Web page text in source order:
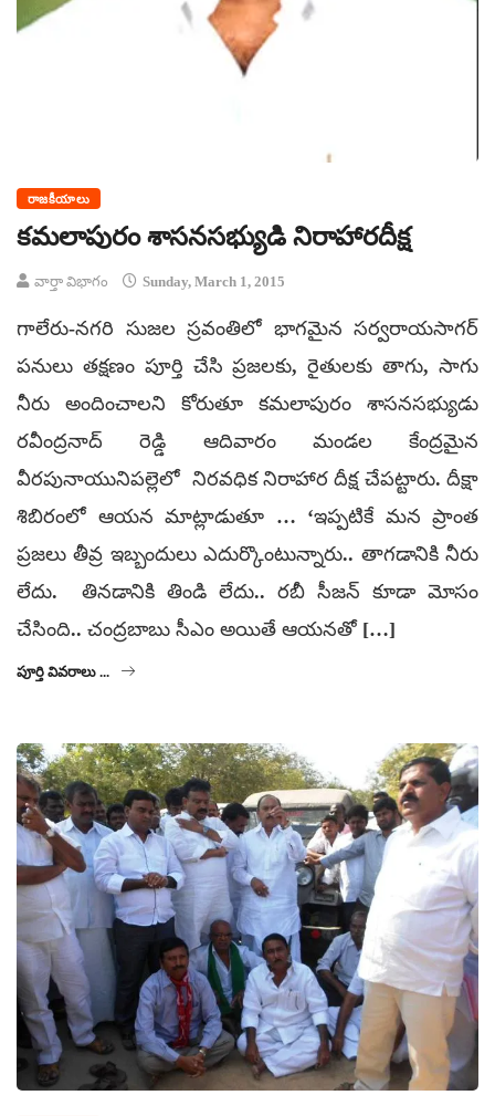
రాజకీయాలు
కమలాపురం శాసనసభ్యుడి నిరాహారదీక్ష
వార్తా విభాగం Sunday, March 1, 2015
గాలేరు-నగరి సుజల స్రవంతిలో భాగమైన సర్వరాయసాగర్
పనులు తక్షణం పూర్తి చేసి ప్రజలకు, రైతులకు తాగు, సాగు
నీరు అందించాలని కోరుతూ కమలాపురం శాసనసభ్యుడు
రవీంద్రనాద్ రెడ్డి ఆదివారం మండల కేంద్రమైన
వీరపునాయునిపల్లెలో నిరవధిక నిరాహార దీక్ష చేపట్టారు. దీక్షా
శిబిరంలో ఆయన మాట్లాడుతూ … ‘ఇప్పటికే మన ప్రాంత
ప్రజలు తీవ్ర ఇబ్బందులు ఎదుర్కొంటున్నారు.. తాగడానికి నీరు
లేదు. తినడానికి తిండి లేదు.. రబీ సీజన్ కూడా మోసం
చేసింది.. చంద్రబాబు సీఎం అయితే ఆయనతో […]
పూర్తి వివరాలు ...